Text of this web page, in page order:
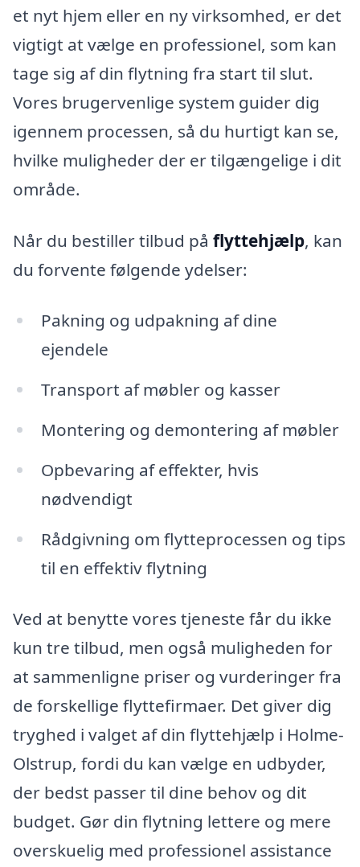
et nyt hjem eller en ny virksomhed, er det
vigtigt at vælge en professionel, som kan
tage sig af din flytning fra start til slut.
Vores brugervenlige system guider dig
igennem processen, så du hurtigt kan se,
hvilke muligheder der er tilgængelige i dit
område.
Når du bestiller tilbud på flyttehjælp, kan
du forvente følgende ydelser:
Pakning og udpakning af dine
ejendele
Transport af møbler og kasser
Montering og demontering af møbler
Opbevaring af effekter, hvis
nødvendigt
Rådgivning om flytteprocessen og tips
til en effektiv flytning
Ved at benytte vores tjeneste får du ikke
kun tre tilbud, men også muligheden for
at sammenligne priser og vurderinger fra
de forskellige flyttefirmaer. Det giver dig
tryghed i valget af din flyttehjælp i Holme-
Olstrup, fordi du kan vælge en udbyder,
der bedst passer til dine behov og dit
budget. Gør din flytning lettere og mere
overskuelig med professionel assistance